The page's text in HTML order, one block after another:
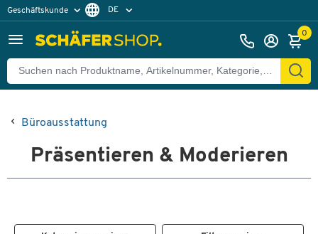
Geschäftskunde DE
0
Büroausstattung
Präsentieren & Moderieren